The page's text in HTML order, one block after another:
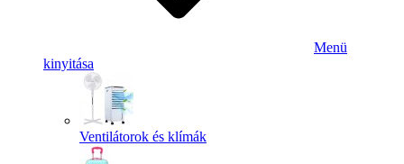
Menü
kinyitása
Ventilátorok és klímák